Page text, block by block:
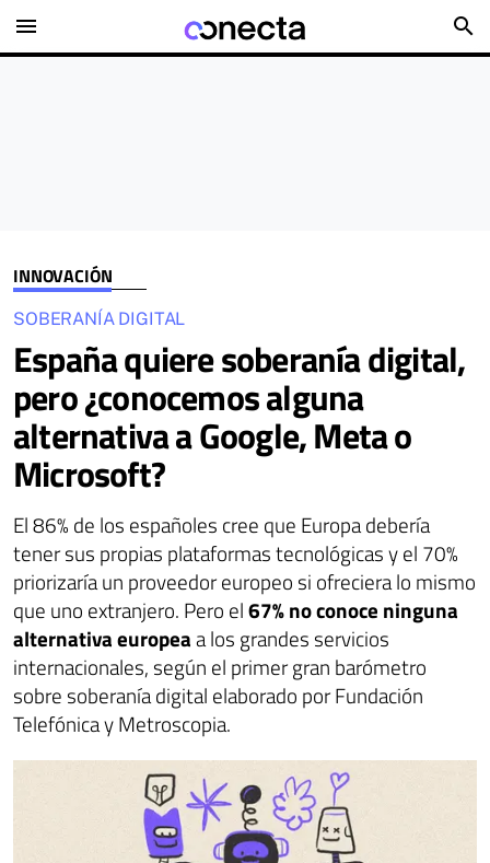
menu search
INNOVACIÓN
SOBERANÍA DIGITAL
España quiere soberanía digital,
pero ¿conocemos alguna
alternativa a Google, Meta o
Microsoft?
El 86% de los españoles cree que Europa debería
tener sus propias plataformas tecnológicas y el 70%
priorizaría un proveedor europeo si ofreciera lo mismo
que uno extranjero. Pero el67% no conoce ninguna
alternativa europeaa los grandes servicios
internacionales, según el primer gran barómetro
sobre soberanía digital elaborado por Fundación
Telefónica y Metroscopia.